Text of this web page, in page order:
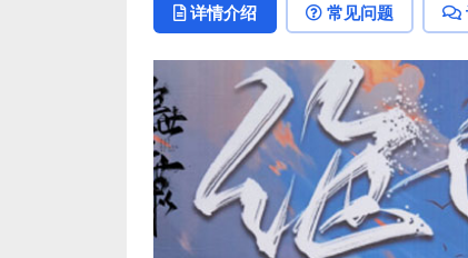
详情介绍 常见问题